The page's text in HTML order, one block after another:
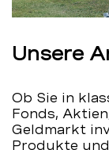
Unsere
Ob Sie in
Fonds,
Geldmarkt
Produkte